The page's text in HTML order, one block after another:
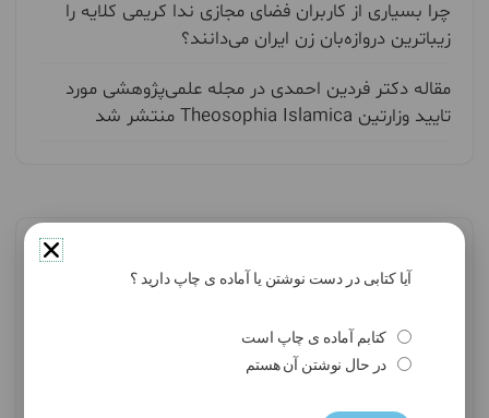
چرا بسیاری از کاربران فضای مجازی ندا کریمی کلایه را
زیباترین دروازه‌بان زن ایران می‌دانند؟
مقاله دکتر فردین احمدی در مجله علمی‌پژوهشی مورد
تایید وزارتین Theosophia Islamica منتشر شد
آخرین دیدگاه‌ها
حدیثدر
اثری از غزاله اکبری از هنرمندان انتشارات
حوزه مشق
آیا کتابی در دست نوشتن یا آماده ی چاپ دارید ؟
کتابم آماده ی چاپ است
در حال نوشتن آن هستم